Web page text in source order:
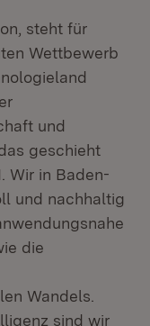
steht für
Wettbewerb
und
geschieht
Wir in Baden-
und nachhaltig
die
Wandels.
sind wir